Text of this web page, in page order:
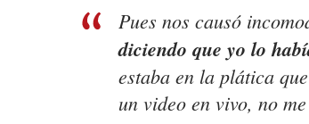
Pues nos causó
diciendo que yo lo
estaba en la plática
un video en vivo, no